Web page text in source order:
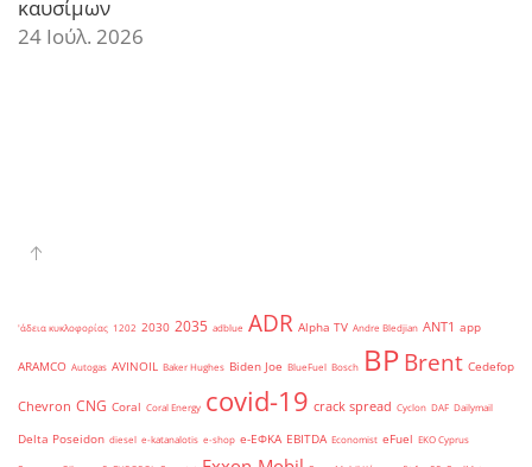
καυσίμων
24 Ιούλ. 2026
'άδεια κυκλοφορίας 1202 2030 2035 adblue ADR Alpha TV Andre Bledjian ANT1 app
ARAMCO Autogas AVINOIL Baker Hughes Biden Joe BlueFuel Bosch BPBrent Cedefop
Chevron CNG Coral Coral Energy covid-19 crack spread Cyclon DAF Dailymail
Delta Poseidon diesel e-katanalotis e-shop e-ΕΦΚΑ EBITDA Economist eFuel EKO Cyprus